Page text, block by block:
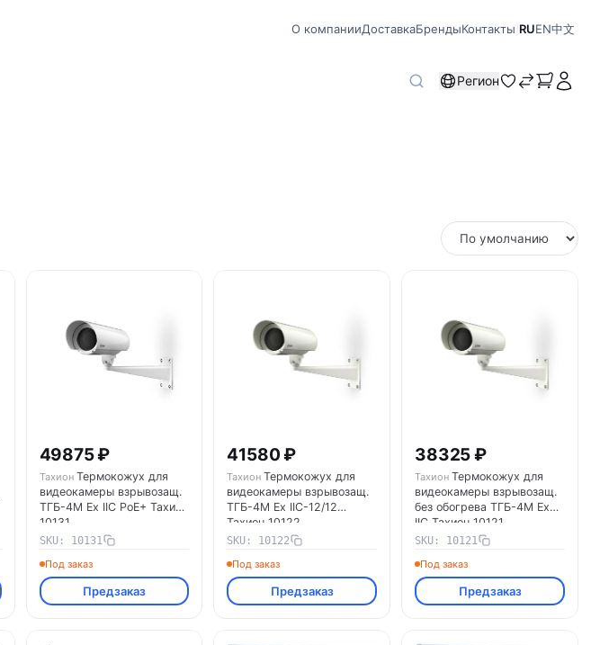
О компанииДоставкаБрендыКонтакты RUEN中文
Регион
49875 ₽
Тахион Термокожух для
видеокамеры взрывозащ.
ТГБ-4М Ex IIC PoE+ Тахион
10131
SKU: 10131
Под заказ
Предзаказ
41580 ₽
ТахионТермокожух для
видеокамеры взрывозащ.
ТГБ-4М Ex IIC-12/12
Тахион 10122
SKU: 10122
Под заказ
Предзаказ
38325 ₽
ТахионТермокожух для
видеокамеры взрывозащ.
без обогрева ТГБ-4М Ex
IIC Тахион 10121
SKU: 10121
Под заказ
Предзаказ